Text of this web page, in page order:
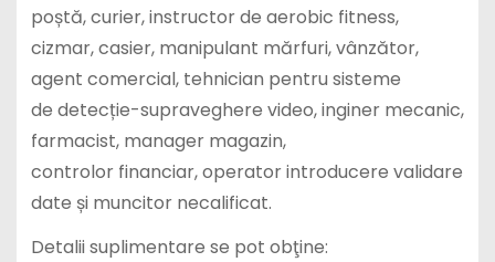
poștă, curier, instructor de aerobic fitness,
cizmar, casier, manipulant mărfuri, vânzător,
agent comercial, tehnician pentru sisteme
de detecție-supraveghere video, inginer mecanic,
farmacist, manager magazin,
controlor financiar, operator introducere validare
date și muncitor necalificat.
Detalii suplimentare se pot obţine: